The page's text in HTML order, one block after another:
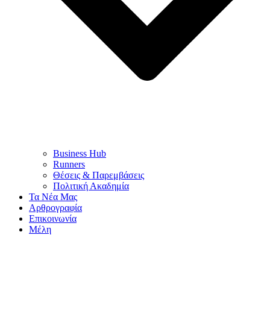
Business Hub
Runners
Θέσεις & Παρεμβάσεις
Πολιτική Ακαδημία
Τα Νέα Μας
Αρθρογραφία
Επικοινωνία
Μέλη